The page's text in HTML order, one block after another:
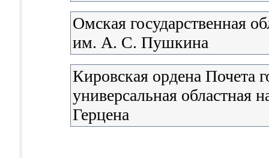
Омская государственная
им. А. С. Пушкина
Кировская ордена Почета
универсальная областная
Герцена